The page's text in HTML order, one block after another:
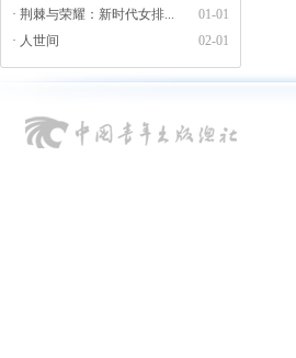
01-01
· 荆棘与荣耀：新时代女排...
02-01
· 人世间